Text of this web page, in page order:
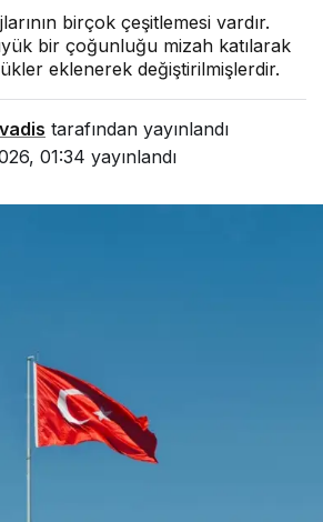
birçok çeşitlemesi vardır.
bir çoğunluğu mizah katılarak
eklenerek değiştirilmişlerdir.
tarafından yayınlandı
01:34 yayınlandı